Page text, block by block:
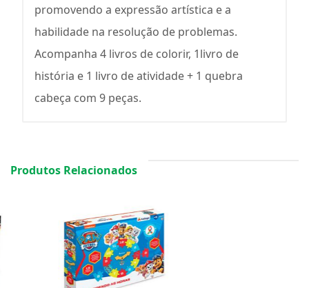
promovendo a expressão artística e a
habilidade na resolução de problemas.
Acompanha 4 livros de colorir, 1livro de
história e 1 livro de atividade + 1 quebra
cabeça com 9 peças.
Produtos Relacionados